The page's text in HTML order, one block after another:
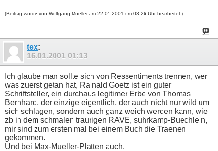
(Beitrag wurde von Wolfgang Mueller am 22.01.2001 um 03:26 Uhr bearbeitet.)
tex:
16.01.2001 01:13
Ich glaube man sollte sich von Ressentiments trennen, wer
was zuerst getan hat, Rainald Goetz ist ein guter
Schriftsteller, ein durchaus legitimer Erbe von Thomas
Bernhard, der einzige eigentlich, der auch nicht nur wild um
sich schlagen, sondern auch ganz weich werden kann, wie
zb in dem schmalen traurigen RAVE, suhrkamp-Buechlein,
mir sind zum ersten mal bei einem Buch die Traenen
gekommen.
Und bei Max-Mueller-Platten auch.